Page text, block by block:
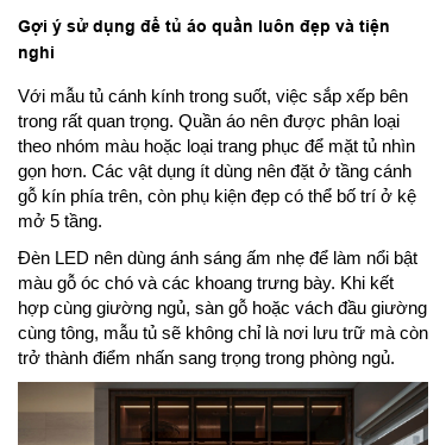
Gợi ý sử dụng để tủ áo quần luôn đẹp và tiện
nghi
Với mẫu tủ cánh kính trong suốt, việc sắp xếp bên
trong rất quan trọng. Quần áo nên được phân loại
theo nhóm màu hoặc loại trang phục để mặt tủ nhìn
gọn hơn. Các vật dụng ít dùng nên đặt ở tầng cánh
gỗ kín phía trên, còn phụ kiện đẹp có thể bố trí ở kệ
mở 5 tầng.
Đèn LED nên dùng ánh sáng ấm nhẹ để làm nổi bật
màu gỗ óc chó và các khoang trưng bày. Khi kết
hợp cùng giường ngủ, sàn gỗ hoặc vách đầu giường
cùng tông, mẫu tủ sẽ không chỉ là nơi lưu trữ mà còn
trở thành điểm nhấn sang trọng trong phòng ngủ.